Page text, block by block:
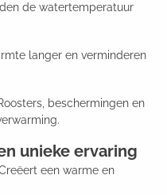
de watertemperatuur
langer en verminderen
beschermingen en
unieke ervaring
een warme en